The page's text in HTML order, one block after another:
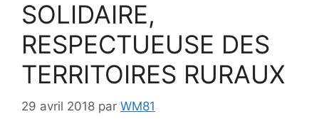
SOLIDAIRE,
RESPECTUEUSE DES
TERRITOIRES RURAUX
29 avril 2018 par WM81